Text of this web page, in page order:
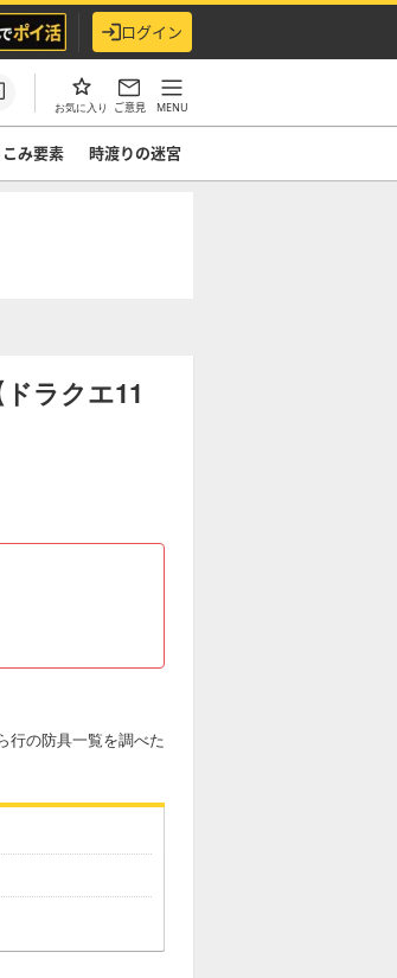
ログイン
お気に入り ご意見 MENU
み要素 時渡りの迷宮
ラクエ11
行の防具一覧を調べた